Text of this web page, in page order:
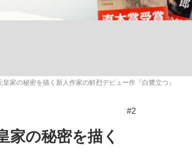
家の秘密を描く新人作家の鮮烈デビュー作『白鷺立つ』
#2
の秘密を描く